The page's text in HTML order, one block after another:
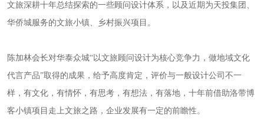
文旅深耕十年总结探索的一些顾问设计体系，以及近期为天投集团、
华侨城服务的文旅小镇、乡村振兴项目。
陈加林会长对华泰众城“以文旅顾问设计为核心竞争力，做地域文化
代言产品”取得的成果，给予高度肯定，评价与一般设计公司不一
样，有文化，有情怀，有思考，有想法，有落地，十年前借助洛带博
客小镇项目走上文旅之路，企业发展有一定的前瞻性。